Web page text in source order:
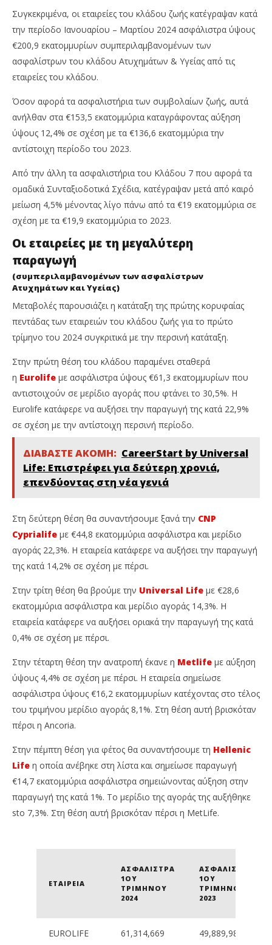
Οι 5 top ασφαλιστικές του κλάδου ζωής το πρώτο
τρίμηνο του 2024
11
Ιουλίου,
2024
Cyprus
Insurance
Team
Συγκεκριμένα, οι εταιρείες του κλάδου ζωής κατέγραψαν κατά
την περίοδο Ιανουαρίου – Μαρτίου 2024 ασφάλιστρα ύψους
€200,9 εκατομμυρίων συμπεριλαμβανομένων των
ασφαλίστρων του κλάδου Ατυχημάτων & Υγείας από τις
εταιρείες του κλάδου.
Όσον αφορά τα ασφαλιστήρια των συμβολαίων ζωής, αυτά
ανήλθαν στα €153,5 εκατομμύρια καταγράφοντας αύξηση
ύψους 12,4% σε σχέση με τα €136,6 εκατομμύρια την
αντίστοιχη περίοδο του 2023.
Από την άλλη τα ασφαλιστήρια του Κλάδου 7 που αφορά τα
ομαδικά Συνταξιοδοτικά Σχέδια, κατέγραψαν μετά από καιρό
μείωση 4,5% μένοντας λίγο πάνω από τα €19 εκατομμύρια σε
σχέση με τα €19,9 εκατομμύρια το 2023.
Οι εταιρείες με τη μεγαλύτερη
παραγωγή
(συμπεριλαμβανομένων των ασφαλίστρων
Ατυχημάτων και Υγείας)
Μεταβολές παρουσιάζει η κατάταξη της πρώτης κορυφαίας
πεντάδας των εταιρειών του κλάδου ζωής για το πρώτο
τρίμηνο του 2024 συγκριτικά με την περσινή κατάταξη.
Στην πρώτη θέση του κλάδου παραμένει σταθερά
η Eurolife με ασφάλιστρα ύψους €61,3 εκατομμυρίων που
αντιστοιχούν σε μερίδιο αγοράς που φτάνει το 30,5%. Η
Eurolife κατάφερε να αυξήσει την παραγωγή της κατά 22,9%
σε σχέση με την αντίστοιχη περσινή περίοδο.
ΔΙΑΒΑΣΤΕ ΑΚΟΜΗ: CareerStart by Universal
Life: Επιστρέφει για δεύτερη χρονιά,
επενδύοντας στη νέα γενιά
Στη δεύτερη θέση θα συναντήσουμε ξανά την CNP
Cyprialife με €44,8 εκατομμύρια ασφάλιστρα και μερίδιο
αγοράς 22,3%. Η εταιρεία κατάφερε να αυξήσει την παραγωγή
της κατά 14,2% σε σχέση με πέρσι.
Στην τρίτη θέση θα βρούμε την Universal Life με €28,6
εκατομμύρια ασφάλιστρα και μερίδιο αγοράς 14,3%. Η
εταιρεία κατάφερε να αυξήσει οριακά την παραγωγή της κατά
0,4% σε σχέση με πέρσι.
Στην τέταρτη θέση την ανατροπή έκανε η Metlife με αύξηση
ύψους 4,4% σε σχέση με πέρσι. Η εταιρεία σημείωσε
ασφάλιστρα ύψους €16,2 εκατομμυρίων κατέχοντας στο τέλος
του τριμήνου μερίδιο αγοράς 8,1%. Στη θέση αυτή βρισκόταν
πέρσι η Ancoria.
Στην πέμπτη θέση για φέτος θα συναντήσουμε τη Hellenic
Life η οποία ανέβηκε στη λίστα και σημείωσε παραγωγή
€14,7 εκατομμύρια ασφάλιστρα σημειώνοντας αύξηση στην
παραγωγή της κατά 1%. Το μερίδιο της αγοράς της αυξήθηκε
sto 7,3%. Στη θέση αυτή βρισκόταν πέρσι η MetLife.
ΕΤΑΙΡΕΊΑ
ΑΣΦΆΛΙΣΤΡΑ
1ΟΥ
ΤΡΙΜΉΝΟΥ
2024
ΑΣΦΆΛΙΣΤΡΑ
1ΟΥ
ΤΡΙΜΉΝΟΥ
2023
EUROLIFE 61,314,669 49,889,981